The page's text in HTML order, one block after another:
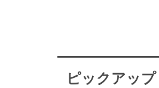
ピックアップ